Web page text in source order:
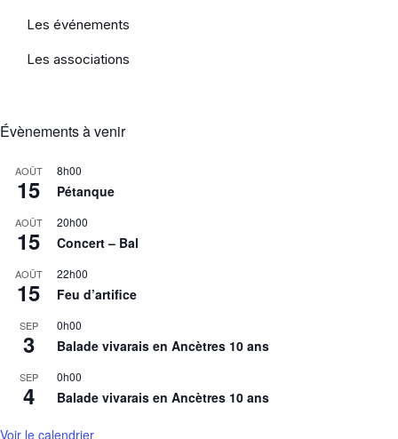
Les événements
Les associations
Évènements à venir
AOÛT
15
8h00
Pétanque
AOÛT
15
20h00
Concert – Bal
AOÛT
15
22h00
Feu d’artifice
SEP
3
0h00
Balade vivarais en Ancètres 10 ans
SEP
4
0h00
Balade vivarais en Ancètres 10 ans
Voir le calendrier